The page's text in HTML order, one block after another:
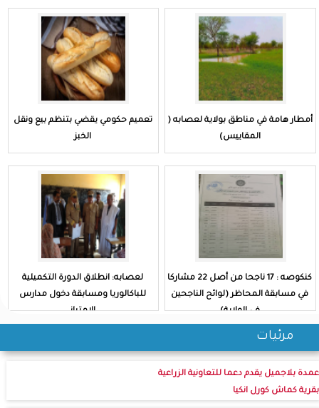
أمطار هامة في مناطق بولاية لعصابه (
المقاييس)
تعميم حكومي يقضي بتنظم بيع ونقل
الخبز
كنكوصه : 17 ناجحا من أصل 22 مشاركا
في مسابقة المحاظر (لوائح الناجحين
في الولاية)
لعصابه: انطلاق الدورة التكميلية
للباكالوريا ومسابقة دخول مدارس
الامتياز
مرئيات
عمدة بلاجميل يقدم دعما للتعاونية الزراعية
بقرية كماش كورل انكيا